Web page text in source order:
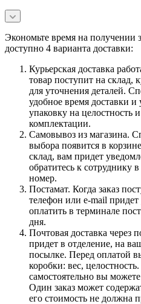
Экономьте время на получении
доступно 4 варианта доставки:
Курьерская доставка
товар поступит на склад,
для уточнения деталей.
удобное время доставки
упаковку на целостность
комплектации.
Самовывоз из магазина.
выбора появится в
склад, вам придет
обратитесь к сотруднику
номер.
Постамат. Когда заказ
телефон или e-mail
оплатить в терминале
дня.
Почтовая доставка через
придет в отделение, на
посылке. Перед оплатой
коробки: вес,
самостоятельно вы
Один заказ может
его стоимость не должна